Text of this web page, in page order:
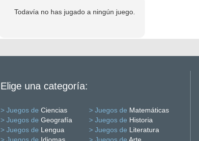
Todavía no has jugado a ningún juego.
Elige una categoría:
> Juegos de Ciencias > Juegos de Matemáticas
> Juegos de Geografía > Juegos de Historia
> Juegos de Lengua > Juegos de Literatura